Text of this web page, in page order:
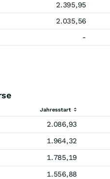
2.395,95
2.035,56
-
Jahresstart
2.086,93
1.964,32
1.785,19
1.556,88